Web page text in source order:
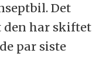
Det
den har skiftet
par siste